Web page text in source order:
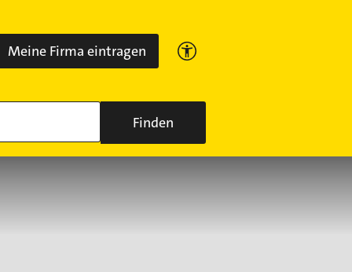
Meine Firma eintragen
Finden